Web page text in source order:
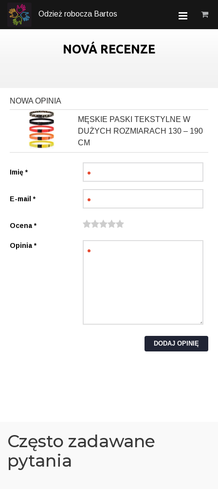
Odzież robocza Bartos
NOVÁ RECENZE
NOWA OPINIA
MĘSKIE PASKI TEKSTYLNE W
DUŻYCH ROZMIARACH 130 – 190
CM
Imię *
E-mail *
Ocena *
Opinia *
Często zadawane
pytania